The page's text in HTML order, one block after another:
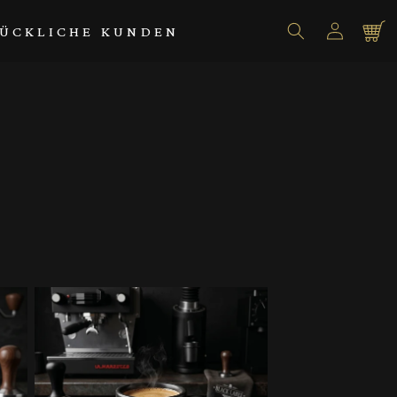
KUNDEN Einloggen
Bald erhältlich!